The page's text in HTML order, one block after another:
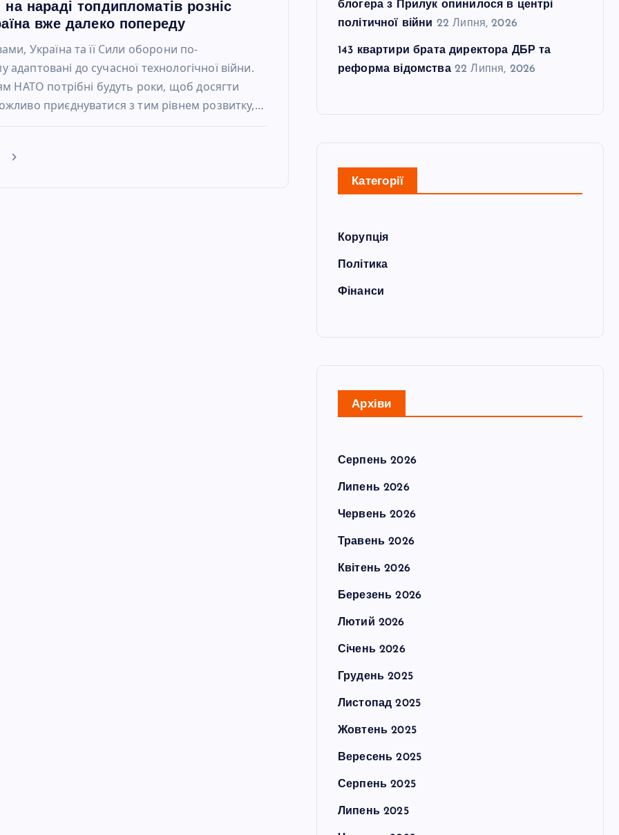
нараді топдипломатів розніс
вже далеко попереду
Україна та її Сили оборони по-
до сучасної технологічної війни.
НАТО потрібні будуть роки, щоб досягти
приєднуватися з тим рівнем розвитку,…
блогера з Прилук опинилося в центрі
політичної війни 22 Липня, 2026
143 квартири брата директора ДБР та
реформа відомства 22 Липня, 2026
Категорії
Корупція
Політика
Фінанси
Архіви
Серпень 2026
Липень 2026
Червень 2026
Травень 2026
Квітень 2026
Березень 2026
Лютий 2026
Січень 2026
Грудень 2025
Листопад 2025
Жовтень 2025
Вересень 2025
Серпень 2025
Липень 2025